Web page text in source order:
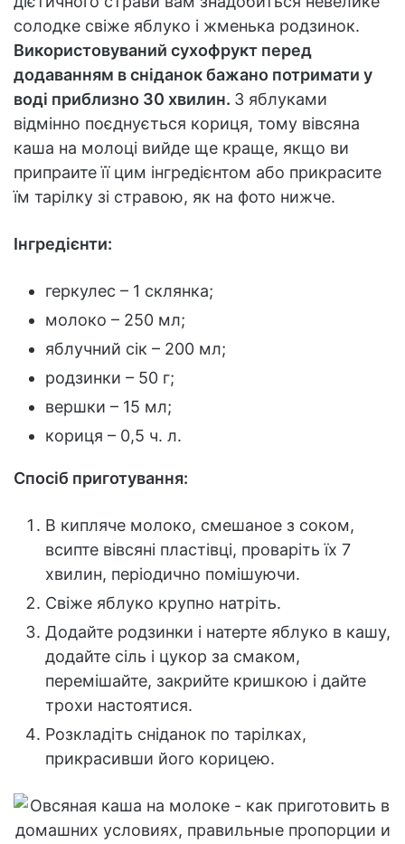
солодке свіже яблуко і жменька родзинок.
Використовуваний сухофрукт перед
додаванням в сніданок бажано потримати у
воді приблизно 30 хвилин. З яблуками
відмінно поєднується кориця, тому вівсяна
каша на молоці вийде ще краще, якщо ви
припраите її цим інгредієнтом або прикрасите
їм тарілку зі стравою, як на фото нижче.
Інгредієнти:
геркулес – 1 склянка;
молоко – 250 мл;
яблучний сік – 200 мл;
родзинки – 50 г;
вершки – 15 мл;
кориця – 0,5 ч. л.
Спосіб приготування:
В кипляче молоко, смешаное з соком,
всипте вівсяні пластівці, проваріть їх 7
хвилин, періодично помішуючи.
Свіже яблуко крупно натріть.
Додайте родзинки і натерте яблуко в кашу,
додайте сіль і цукор за смаком,
перемішайте, закрийте кришкою і дайте
трохи настоятися.
Розкладіть сніданок по тарілках,
прикрасивши його корицею.